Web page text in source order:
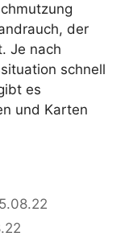
der
Je nach
schnell
es
und Karten